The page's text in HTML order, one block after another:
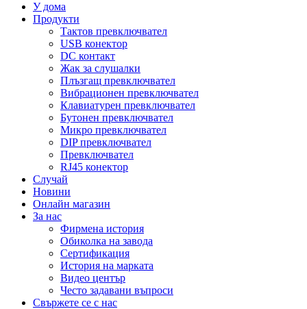
У дома
Продукти
Тактов превключвател
USB конектор
DC контакт
Жак за слушалки
Плъзгащ превключвател
Вибрационен превключвател
Клавиатурен превключвател
Бутонен превключвател
Микро превключвател
DIP превключвател
Превключвател
RJ45 конектор
Случай
Новини
Онлайн магазин
За нас
Фирмена история
Обиколка на завода
Сертификация
История на марката
Видео център
Често задавани въпроси
Свържете се с нас